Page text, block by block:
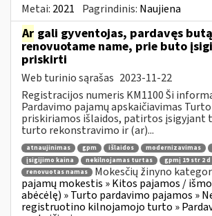
Metai: 2021 Pagrindinis: Naujiena
Ar gali gyventojas, pardavęs butą
renovuotame name, prie buto
priskirti
Web turinio sąrašas 2023-11-22
Registracijos numeris KM1100 Ši
Pardavimo pajamų apskaičiavimas
priskiriamos išlaidos, patirtos įsigyjant
turto rekonstravimo ir (ar)...
atnaujinimas gpm išlaidos modernizavimas
įsigijimo kaina
nekilnojamas turtas
gpmį 19 str 2 d
renovuotas namas
Mokesčių žinyno
pajamų mokestis » Kitos pajamos /
abėcėlę) » Turto pardavimo pajamos »
registruotino kilnojamojo turto »